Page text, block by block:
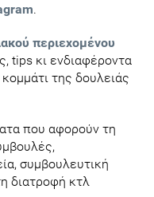
.
περιεχομένου
tips κι ενδιαφέροντα
της δουλειάς
που αφορούν τη
συμβουλευτική
διατροφή κτλ